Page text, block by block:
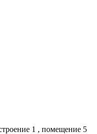
1 , помещение 5